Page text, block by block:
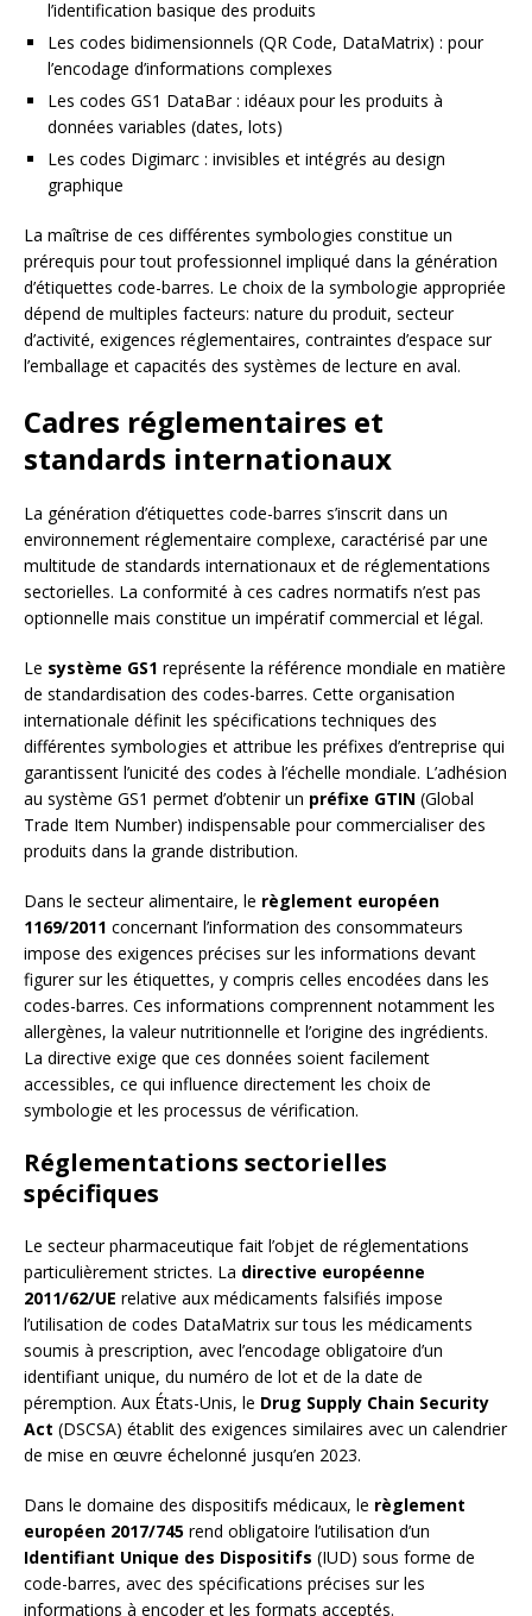
l’identification basique des produits
Les codes bidimensionnels (QR Code, DataMatrix) : pour
l’encodage d’informations complexes
Les codes GS1 DataBar : idéaux pour les produits à
données variables (dates, lots)
Les codes Digimarc : invisibles et intégrés au design
graphique
La maîtrise de ces différentes symbologies constitue un
prérequis pour tout professionnel impliqué dans la génération
d’étiquettes code-barres. Le choix de la symbologie appropriée
dépend de multiples facteurs: nature du produit, secteur
d’activité, exigences réglementaires, contraintes d’espace sur
l’emballage et capacités des systèmes de lecture en aval.
Cadres réglementaires et
standards internationaux
La génération d’étiquettes code-barres s’inscrit dans un
environnement réglementaire complexe, caractérisé par une
multitude de standards internationaux et de réglementations
sectorielles. La conformité à ces cadres normatifs n’est pas
optionnelle mais constitue un impératif commercial et légal.
Le système GS1 représente la référence mondiale en matière
de standardisation des codes-barres. Cette organisation
internationale définit les spécifications techniques des
différentes symbologies et attribue les préfixes d’entreprise qui
garantissent l’unicité des codes à l’échelle mondiale. L’adhésion
au système GS1 permet d’obtenir un préfixe GTIN (Global
Trade Item Number) indispensable pour commercialiser des
produits dans la grande distribution.
Dans le secteur alimentaire, le règlement européen
1169/2011 concernant l’information des consommateurs
impose des exigences précises sur les informations devant
figurer sur les étiquettes, y compris celles encodées dans les
codes-barres. Ces informations comprennent notamment les
allergènes, la valeur nutritionnelle et l’origine des ingrédients.
La directive exige que ces données soient facilement
accessibles, ce qui influence directement les choix de
symbologie et les processus de vérification.
Réglementations sectorielles
spécifiques
Le secteur pharmaceutique fait l’objet de réglementations
particulièrement strictes. La directive européenne
2011/62/UE relative aux médicaments falsifiés impose
l’utilisation de codes DataMatrix sur tous les médicaments
soumis à prescription, avec l’encodage obligatoire d’un
identifiant unique, du numéro de lot et de la date de
péremption. Aux États-Unis, le Drug Supply Chain Security
Act (DSCSA) établit des exigences similaires avec un calendrier
de mise en œuvre échelonné jusqu’en 2023.
Dans le domaine des dispositifs médicaux, le règlement
européen 2017/745 rend obligatoire l’utilisation d’un
Identifiant Unique des Dispositifs (IUD) sous forme de
code-barres, avec des spécifications précises sur les
informations à encoder et les formats acceptés.